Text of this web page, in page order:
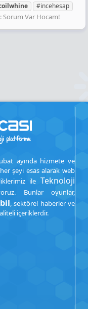
#incehesap
Sorum Var Hocam!
ayında hizmete ve
şeyi esas alarak web
ile Teknoloji
Bunlar oyunlar,
, sektörel haberler ve
içeriklerdir.